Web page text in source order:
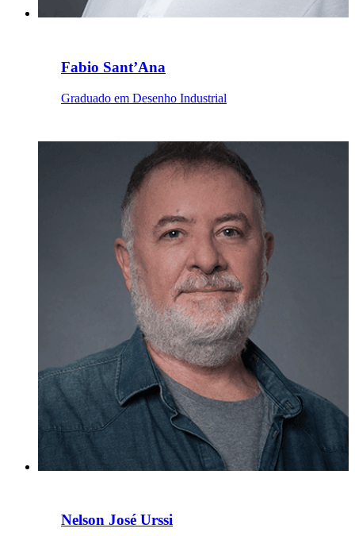
Fabio Sant’Ana
Graduado em Desenho Industrial
Nelson José Urssi